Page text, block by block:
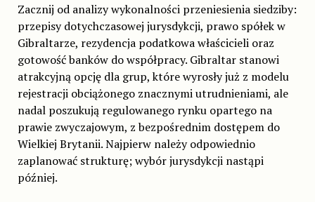
Zacznij od analizy wykonalności przeniesienia siedziby:
przepisy dotychczasowej jurysdykcji, prawo spółek w
Gibraltarze, rezydencja podatkowa właścicieli oraz
gotowość banków do współpracy. Gibraltar stanowi
atrakcyjną opcję dla grup, które wyrosły już z modelu
rejestracji obciążonego znacznymi utrudnieniami, ale
nadal poszukują regulowanego rynku opartego na
prawie zwyczajowym, z bezpośrednim dostępem do
Wielkiej Brytanii. Najpierw należy odpowiednio
zaplanować strukturę; wybór jurysdykcji nastąpi
później.